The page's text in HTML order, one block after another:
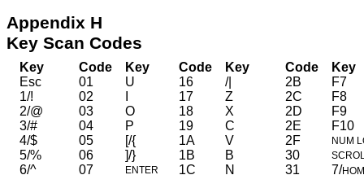
Appendix H
Key Scan Codes
Key Code Key Code Key Code
Key
Esc
01 U 16 /| 2B
F7
1/!
02 17 Z 2C
F8
2/@
03 O 18 X 2D
F9
3/#
04 P 19 C 2E
F10
4/$
05 [/{ 1A V 2F NUM
5/% 06 ]/} 1B B 30
6/^ 07 ENTER 1C N 31 7/